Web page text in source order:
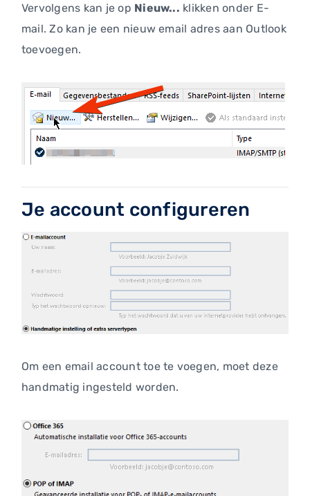
Vervolgens kan je op Nieuw... klikken onder E-
mail. Zo kan je een nieuw email adres aan Outlook
toevoegen.
Je account configureren
Om een email account toe te voegen, moet deze
handmatig ingesteld worden.